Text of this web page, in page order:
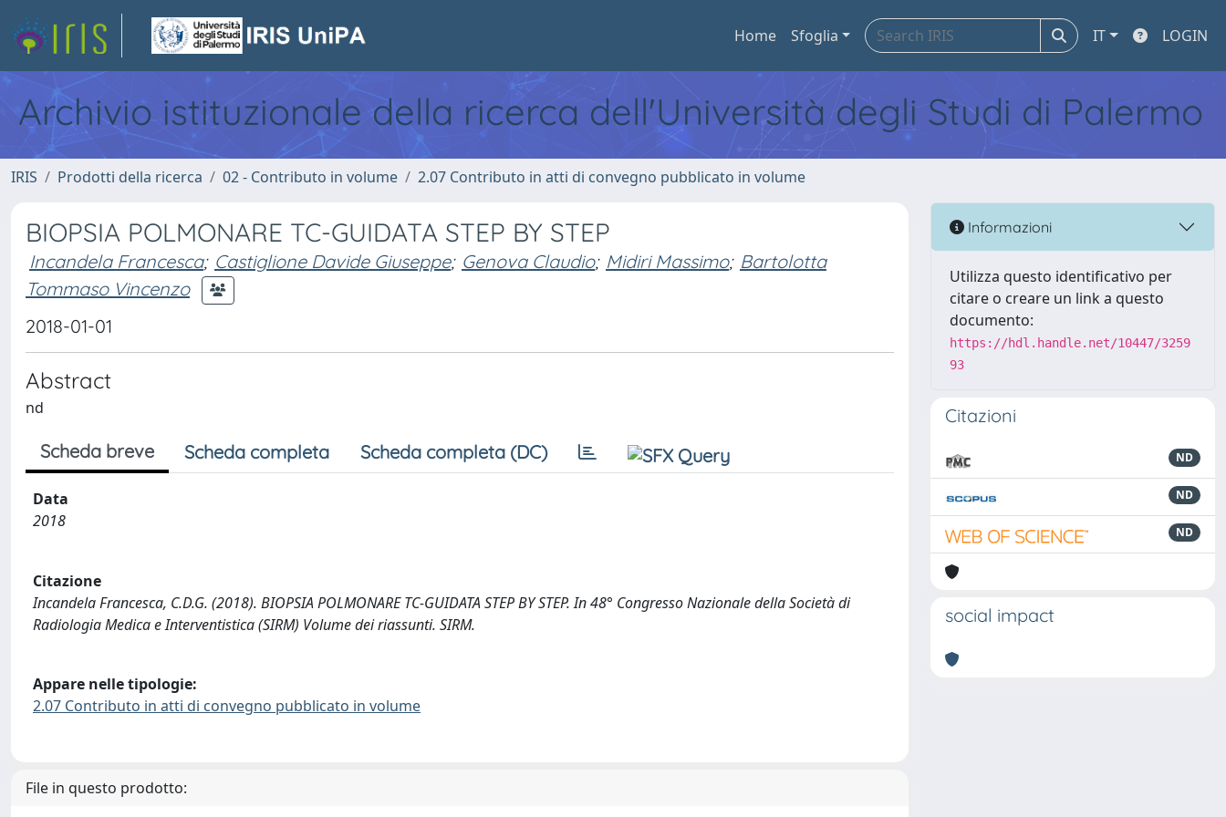
Home Sfoglia IT LOGIN
Archivio istituzionale della ricerca dell'Università degli Studi di Palermo
IRIS Prodotti della ricerca 02 - Contributo in volume 2.07 Contributo in atti di convegno pubblicato in volume
BIOPSIA POLMONARE TC-GUIDATA STEP BY STEP
Incandela Francesca; Castiglione Davide Giuseppe; Genova Claudio; Midiri Massimo; Bartolotta
Tommaso Vincenzo
2018-01-01
Abstract
nd
Scheda breve Scheda completa Scheda completa (DC)
Data
2018
Citazione
Incandela Francesca, C.D.G. (2018). BIOPSIA POLMONARE TC-GUIDATA STEP BY STEP. In 48° Congresso Nazionale della Società di
Radiologia Medica e Interventistica (SIRM) Volume dei riassunti. SIRM.
Appare nelle tipologie:
2.07 Contributo in atti di convegno pubblicato in volume
File in questo prodotto:
Informazioni
Utilizza questo identificativo per
citare o creare un link a questo
documento:
https://hdl.handle.net/10447/3259
93
Citazioni
ND
ND
ND
social impact